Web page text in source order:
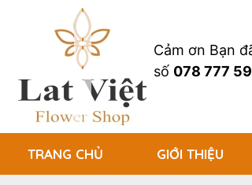
Cảm ơn Bạn
số 078 777
TRANG CHỦ GIỚI THIỆU